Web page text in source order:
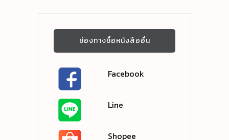
ช่องทางซื้อหนังสืออื่น
Facebook
Line
Shopee